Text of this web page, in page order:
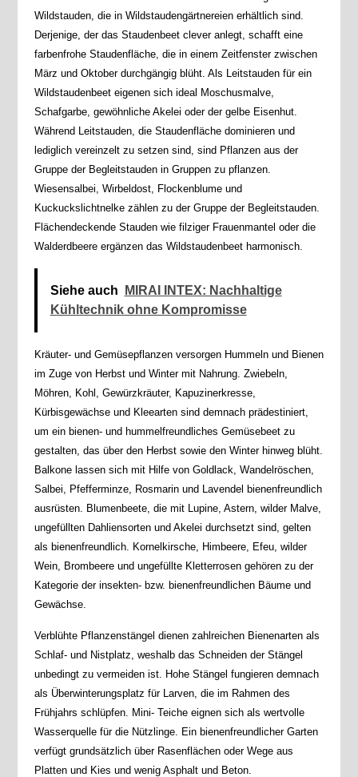
Wildstauden, die in Wildstaudengärtnereien erhältlich sind.
Derjenige, der das Staudenbeet clever anlegt, schafft eine
farbenfrohe Staudenfläche, die in einem Zeitfenster zwischen
März und Oktober durchgängig blüht. Als Leitstauden für ein
Wildstaudenbeet eigenen sich ideal Moschusmalve,
Schafgarbe, gewöhnliche Akelei oder der gelbe Eisenhut.
Während Leitstauden, die Staudenfläche dominieren und
lediglich vereinzelt zu setzen sind, sind Pflanzen aus der
Gruppe der Begleitstauden in Gruppen zu pflanzen.
Wiesensalbei, Wirbeldost, Flockenblume und
Kuckuckslichtnelke zählen zu der Gruppe der Begleitstauden.
Flächendeckende Stauden wie filziger Frauenmantel oder die
Walderdbeere ergänzen das Wildstaudenbeet harmonisch.
Siehe auch
MIRAI INTEX: Nachhaltige
Kühltechnik ohne Kompromisse
Kräuter- und Gemüsepflanzen versorgen Hummeln und Bienen
im Zuge von Herbst und Winter mit Nahrung. Zwiebeln,
Möhren, Kohl, Gewürzkräuter, Kapuzinerkresse,
Kürbisgewächse und Kleearten sind demnach prädestiniert,
um ein bienen- und hummelfreundliches Gemüsebeet zu
gestalten, das über den Herbst sowie den Winter hinweg blüht.
Balkone lassen sich mit Hilfe von Goldlack, Wandelröschen,
Salbei, Pfefferminze, Rosmarin und Lavendel bienenfreundlich
ausrüsten. Blumenbeete, die mit Lupine, Astern, wilder Malve,
ungefüllten Dahliensorten und Akelei durchsetzt sind, gelten
als bienenfreundlich. Kornelkirsche, Himbeere, Efeu, wilder
Wein, Brombeere und ungefüllte Kletterrosen gehören zu der
Kategorie der insekten- bzw. bienenfreundlichen Bäume und
Gewächse.
Verblühte Pflanzenstängel dienen zahlreichen Bienenarten als
Schlaf- und Nistplatz, weshalb das Schneiden der Stängel
unbedingt zu vermeiden ist. Hohe Stängel fungieren demnach
als Überwinterungsplatz für Larven, die im Rahmen des
Frühjahrs schlüpfen. Mini- Teiche eignen sich als wertvolle
Wasserquelle für die Nützlinge. Ein bienenfreundlicher Garten
verfügt grundsätzlich über Rasenflächen oder Wege aus
Platten und Kies und wenig Asphalt und Beton.